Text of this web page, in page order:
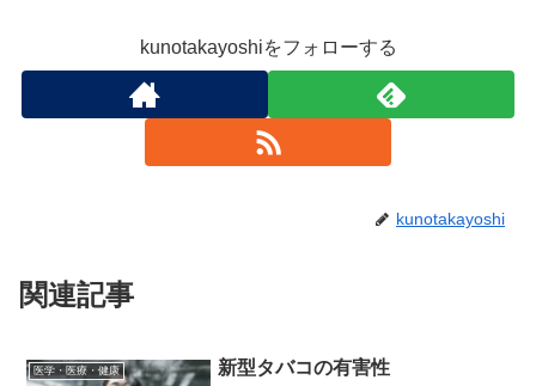
kunotakayoshiをフォローする
kunotakayoshi
関連記事
医学・医療・健康 新型タバコの有害性